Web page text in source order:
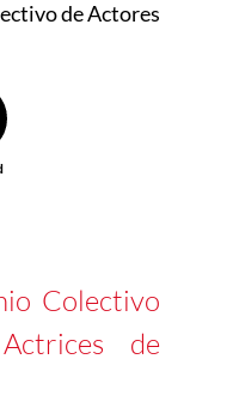
de Actores
Colectivo
de